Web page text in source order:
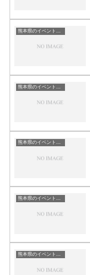
熊本県のイベント会場一覧
熊本県のイベント会場一覧
熊本県のイベント会場一覧